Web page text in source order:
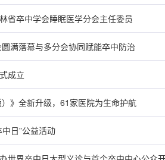
省卒中学会睡眠医学分会主任委员
满落幕与多分会协同赋能卒中防治
成立
》全新升级，61家医院为生命护航
日”公益活动